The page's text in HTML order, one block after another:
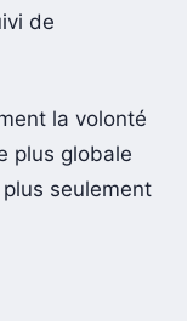
de
la volonté
plus globale
seulement